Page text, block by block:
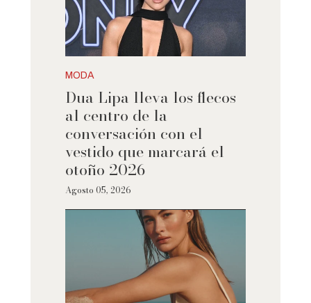
MODA
Dua Lipa lleva los flecos
al centro de la
conversación con el
vestido que marcará el
otoño 2026
Agosto 05, 2026